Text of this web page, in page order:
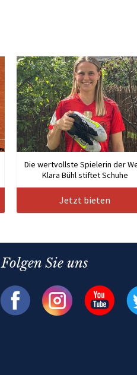
Die wertvollste Spielerin der
Klara Bühl stiftet Schuhe
Jetzt bieten
Folgen Sie uns